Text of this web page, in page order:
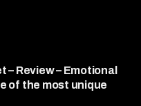
Review – Emotional
of the most unique